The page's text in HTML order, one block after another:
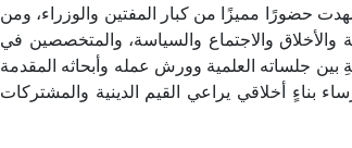
حضورًا مميزًا من كبار المفتين والوزراء، ومن
والأخلاق والاجتماع والسياسة، والمتخصصين في
بين جلساته العلمية وورش عمله وأبحاثه المقدمة
بناءٍ أخلاقي يراعي القيم الدينية والمشتركات